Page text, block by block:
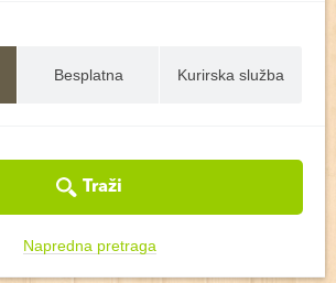
Besplatna Kurirska služba
Traži
Napredna pretraga